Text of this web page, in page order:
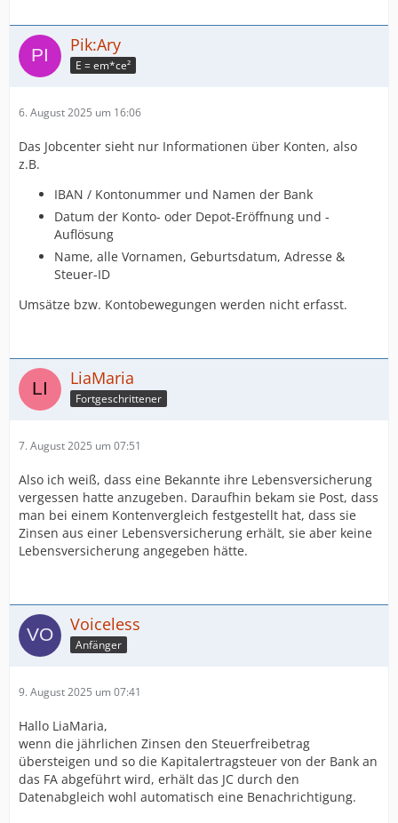
Pik:Ary
E = em*ce²
6. August 2025 um 16:06
Das Jobcenter sieht nur Informationen über Konten, also
z.B.
IBAN / Kontonummer und Namen der Bank
Datum der Konto- oder Depot-Eröffnung und -
Auflösung
Name, alle Vornamen, Geburtsdatum, Adresse &
Steuer-ID
Umsätze bzw. Kontobewegungen werden nicht erfasst.
LiaMaria
Fortgeschrittener
7. August 2025 um 07:51
Also ich weiß, dass eine Bekannte ihre Lebensversicherung
vergessen hatte anzugeben. Daraufhin bekam sie Post, dass
man bei einem Kontenvergleich festgestellt hat, dass sie
Zinsen aus einer Lebensversicherung erhält, sie aber keine
Lebensversicherung angegeben hätte.
Voiceless
Anfänger
9. August 2025 um 07:41
Hallo LiaMaria,
wenn die jährlichen Zinsen den Steuerfreibetrag
übersteigen und so die Kapitalertragsteuer von der Bank an
das FA abgeführt wird, erhält das JC durch den
Datenabgleich wohl automatisch eine Benachrichtigung.